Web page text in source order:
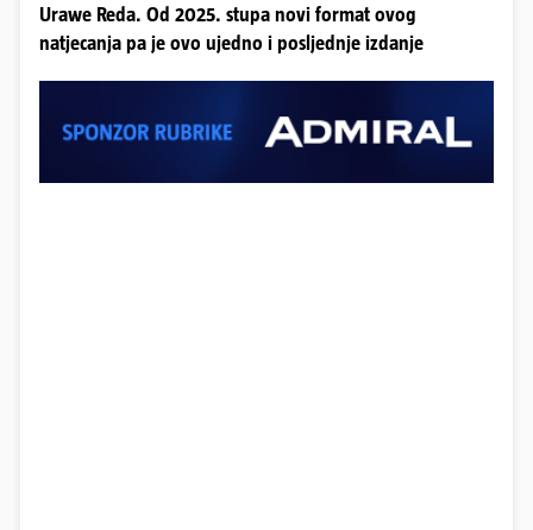
Urawe Reda. Od 2025. stupa novi format ovog
natjecanja pa je ovo ujedno i posljednje izdanje